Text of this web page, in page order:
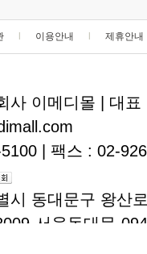
이용안내 제휴안내
사 이메디몰
대
팩스 : 02-
시 동대문구 왕산
서울동대문-